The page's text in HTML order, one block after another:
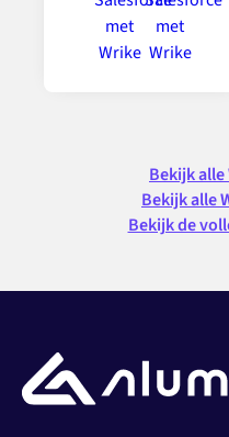
Bekijk
Bekijk alle
Bekijk de